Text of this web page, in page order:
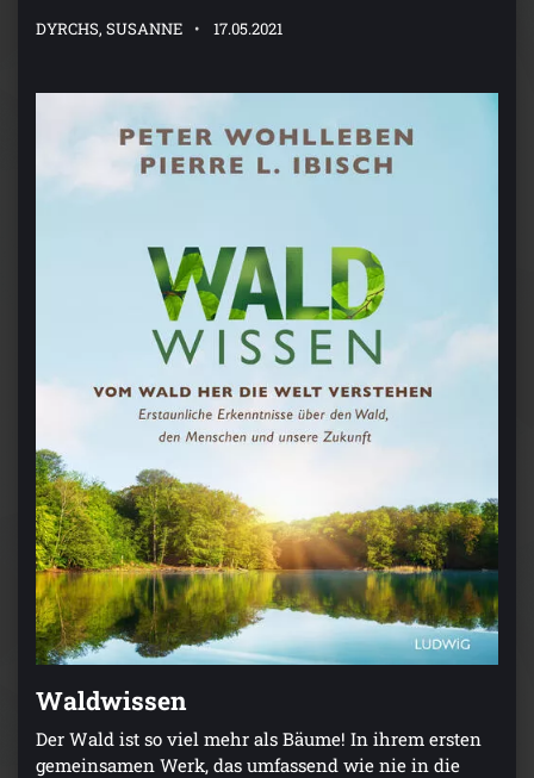
DYRCHS, SUSANNE 17.05.2021
Waldwissen
Der Wald ist so viel mehr als Bäume! In ihrem ersten
gemeinsamen Werk, das umfassend wie nie in die